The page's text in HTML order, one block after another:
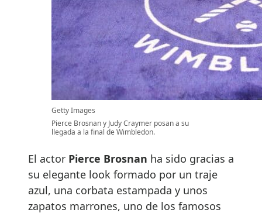
Getty Images
Pierce Brosnan y Judy Craymer posan a su
llegada a la final de Wimbledon.
El actor Pierce Brosnan ha sido gracias a
su elegante look formado por un traje
azul, una corbata estampada y unos
zapatos marrones, uno de los famosos